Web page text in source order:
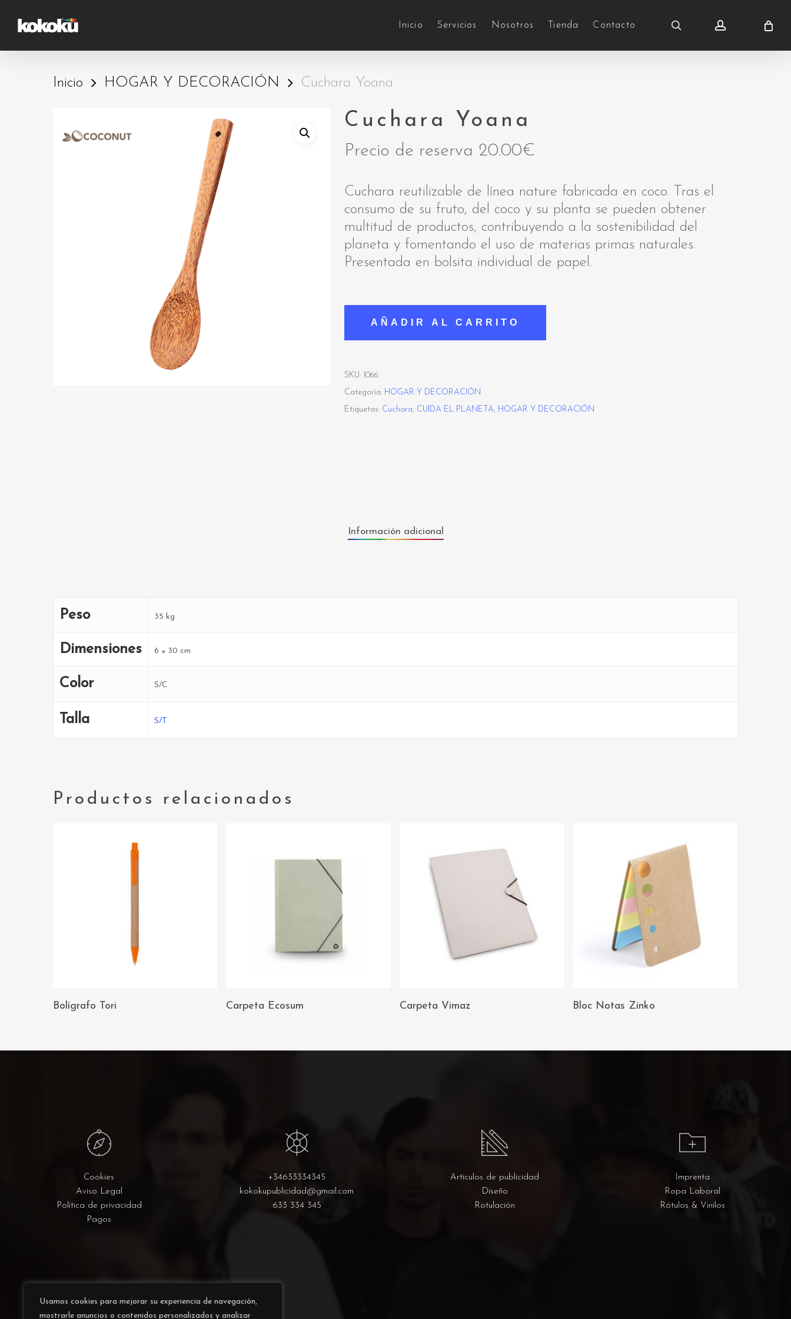
Usamos cookies para mejorar su experiencia de navegación,
mostrarle anuncios o contenidos personalizados y analizar
Inicio Servicios Nosotros Tienda Contacto
Inicio HOGAR Y DECORACIÓN Cuchara Yoana
Cuchara Yoana
Precio de reserva 20.00€
Cuchara reutilizable de línea nature fabricada en coco. Tras el
consumo de su fruto, del coco y su planta se pueden obtener
multitud de productos, contribuyendo a la sostenibilidad del
planeta y fomentando el uso de materias primas naturales.
Presentada en bolsita individual de papel.
AÑADIR AL CARRITO
SKU: 1066
Categoría: HOGAR Y DECORACIÓN
Etiquetas: Cuchara, CUIDA EL PLANETA, HOGAR Y DECORACIÓN
Información adicional
Peso 35 kg
Dimensiones 6 × 30 cm
Color S/C
Talla S/T
Productos relacionados
AÑADIR AL
Bolígrafo Tori Carpeta Ecosum Carpeta Vimaz
AÑADIR AL
Bloc Notas Zinko
Cookies
Aviso Legal
Política de privacidad
Pagos
+34633334345
kokokupublicidad@gmail.com
633 334 345
Artículos de publicidad
Diseño
Rotulación
Imprenta
Ropa Laboral
Rótulos & Vinilos